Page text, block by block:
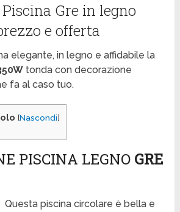
Gre in legno
e offerta
elegante, in legno e affidabile la
tonda con decorazione
fa al caso tuo.
[Nascondi]
PISCINA LEGNO GRE
Questa piscina circolare è bella e